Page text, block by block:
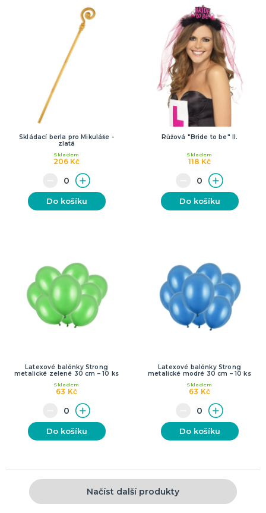
Skládací berla pro Mikuláše -
zlatá
206 Kč
Skladem
Do košíku
Růžová "Bride to be" II.
118 Kč
Skladem
Do košíku
Latexové balónky Strong
metalické zelené 30 cm – 10 ks
63 Kč
Skladem
Do košíku
Latexové balónky Strong
metalické modré 30 cm – 10 ks
63 Kč
Skladem
Do košíku
Načíst další produkty